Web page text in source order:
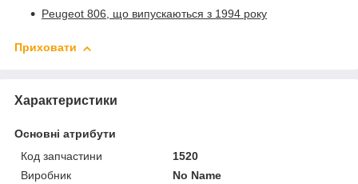
Peugeot 806, що випускаються з 1994 року
Приховати
Характеристики
Основні атрибути
Код запчастини
1520
Виробник
No Name